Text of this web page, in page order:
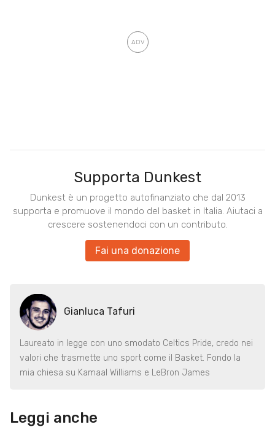
Supporta Dunkest
Dunkest è un progetto autofinanziato che dal 2013
supporta e promuove il mondo del basket in Italia. Aiutaci a
crescere sostenendoci con un contributo.
Fai una donazione
Gianluca Tafuri
Laureato in legge con uno smodato Celtics Pride, credo nei
valori che trasmette uno sport come il Basket. Fondo la
mia chiesa su Kamaal Williams e LeBron James
Leggi anche